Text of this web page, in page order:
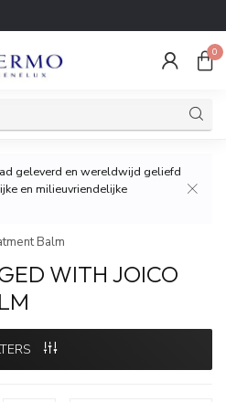
0
geleverd en wereldwijd geliefd
en milieuvriendelijke
Balm
WITH JOICO